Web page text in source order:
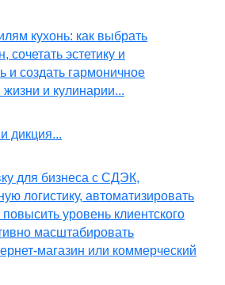
кухонь: как выбрать
сочетать эстетику и
и создать гармоничное
жизни и кулинарии...
дикция...
для бизнеса с СДЭК,
логистику, автоматизировать
повысить уровень клиентского
масштабировать
магазин или коммерческий